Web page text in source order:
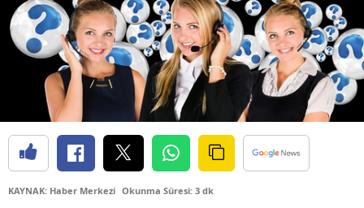
Çankırı
Çorum
Denizli
Diyarbakır
Edirne
KAYNAK: Haber Merkezi Okunma Süresi: 3 dk